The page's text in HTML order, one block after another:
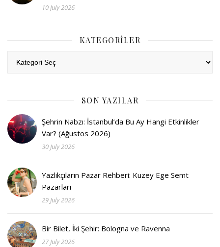
10 July 2026
KATEGORILER
SON YAZILAR
Şehrin Nabzı: İstanbul’da Bu Ay Hangi Etkinlikler
Var? (Ağustos 2026)
30 July 2026
Yazlıkçıların Pazar Rehberi: Kuzey Ege Semt
Pazarları
29 July 2026
Bir Bilet, İki Şehir: Bologna ve Ravenna
27 July 2026